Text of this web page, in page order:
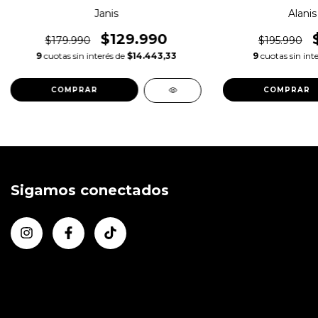
Janis
$179.990 $129.990
9 cuotas sin interés de $14.443,33
$195.990
9 cuotas sin
COMPRAR
Sigamos conectados